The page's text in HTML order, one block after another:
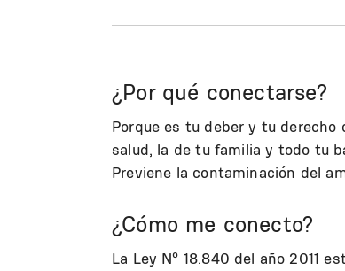
¿Por qué conectarse?
Porque es tu deber y tu
salud, la de tu familia y todo tu
Previene la contaminación del
¿Cómo me conecto?
La Ley Nº 18.840 del año 2011